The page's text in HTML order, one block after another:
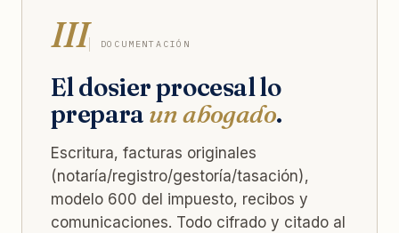
III DOCUMENTACIÓN
El dosier procesal lo
prepara un abogado.
Escritura, facturas originales
(notaría/registro/gestoría/tasación),
modelo 600 del impuesto, recibos y
comunicaciones. Todo cifrado y citado al